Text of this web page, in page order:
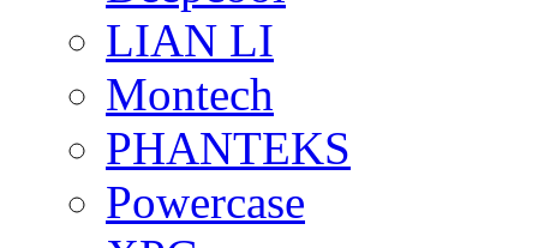
LIAN LI
Montech
PHANTEKS
Powercase